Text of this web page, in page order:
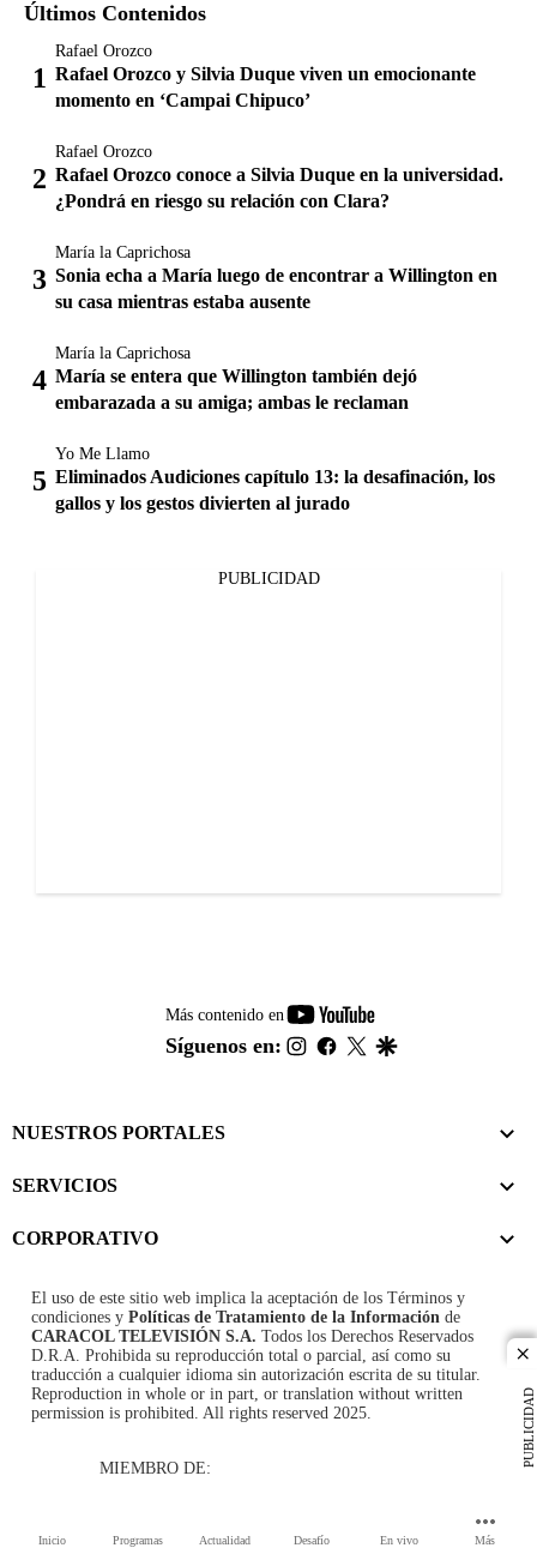
Inicio Programas Actualidad Desafío En vivo Más
PUBLICIDAD
Últimos Contenidos
Rafael Orozco
Rafael Orozco y Silvia Duque viven un emocionante
momento en ‘Campai Chipuco’
Rafael Orozco
Rafael Orozco conoce a Silvia Duque en la universidad.
¿Pondrá en riesgo su relación con Clara?
María la Caprichosa
Sonia echa a María luego de encontrar a Willington en
su casa mientras estaba ausente
María la Caprichosa
María se entera que Willington también dejó
embarazada a su amiga; ambas le reclaman
Yo Me Llamo
Eliminados Audiciones capítulo 13: la desafinación, los
gallos y los gestos divierten al jurado
PUBLICIDAD
Más contenido en
youtube-
footer
Síguenos en: instagram
facebook
twitter
NUESTROS PORTALES
SERVICIOS
CORPORATIVO
El uso de este sitio web implica la aceptación de los Términos y
condiciones y Políticas de Tratamiento de la Información de
CARACOL TELEVISIÓN S.A. Todos los Derechos Reservados
D.R.A. Prohibida su reproducción total o parcial, así como su
traducción a cualquier idioma sin autorización escrita de su titular.
Reproduction in whole or in part, or translation without written
permission is prohibited. All rights reserved 2025.
MIEMBRO DE: